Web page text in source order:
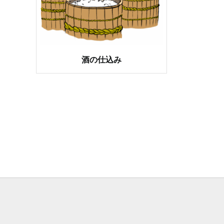
酒の仕込み